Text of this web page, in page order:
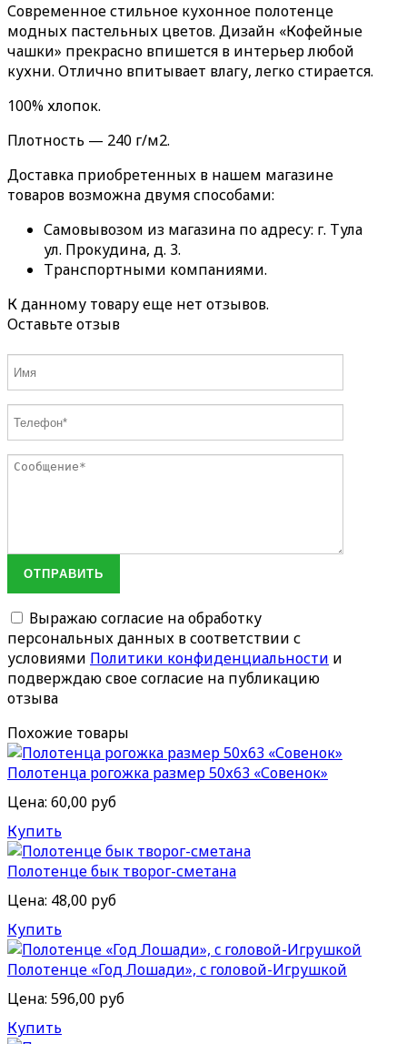
Современное стильное кухонное полотенце
модных пастельных цветов. Дизайн «Кофейные
чашки» прекрасно впишется в интерьер любой
кухни. Отлично впитывает влагу, легко стирается.
100% хлопок.
Плотность — 240 г/м2.
Доставка приобретенных в нашем магазине
товаров возможна двумя способами:
Самовывозом из магазина по адресу: г. Тула
ул. Прокудина, д. 3.
Транспортными компаниями.
К данному товару еще нет отзывов.
Оставьте отзыв
ОТПРАВИТЬ
Выражаю согласие на обработку
персональных данных в соответствии с
условиями Политики конфиденциальности и
подверждаю свое согласие на публикацию
отзыва
Похожие товары
Полотенца рогожка размер 50х63 «Совенок»
Цена: 60,00 руб
Купить
Полотенце бык творог-сметана
Цена: 48,00 руб
Купить
Полотенце «Год Лошади», c головой-Игрушкой
Цена: 596,00 руб
Купить